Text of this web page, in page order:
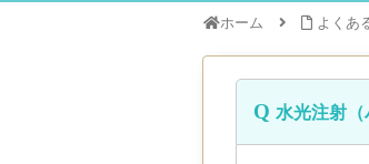
ホーム よくあ
水光注射